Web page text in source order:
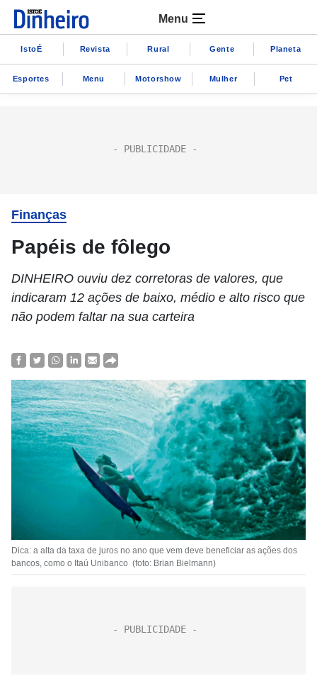
Menu
IstoÉ Revista Rural Gente Planeta
Esportes Menu Motorshow Mulher Pet
Finanças
Papéis de fôlego
DINHEIRO ouviu dez corretoras de valores, que
indicaram 12 ações de baixo, médio e alto risco que
não podem faltar na sua carteira
Dica: a alta da taxa de juros no ano que vem deve beneficiar as ações dos
bancos, como o Itaú Unibanco (foto: Brian Bielmann)